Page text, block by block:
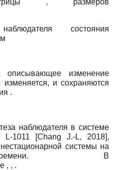
состояния
описывающее изменение
и сохраняются
.
наблюдателя в системе
L-1011
[Chang J.-L, 2018],
системы на
времени. В
, , .